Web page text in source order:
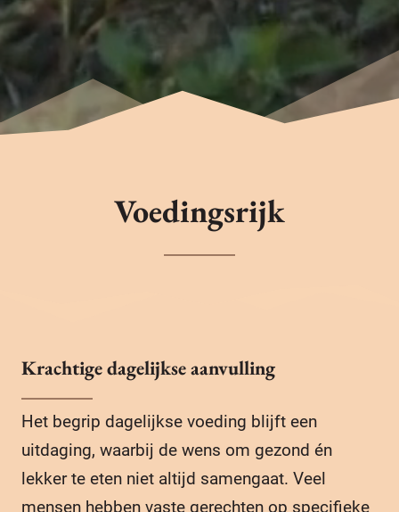
Voedingsrijk
Krachtige dagelijkse aanvulling
Het begrip dagelijkse voeding blijft een
uitdaging, waarbij de wens om gezond én
lekker te eten niet altijd samengaat. Veel
mensen hebben vaste gerechten op specifieke